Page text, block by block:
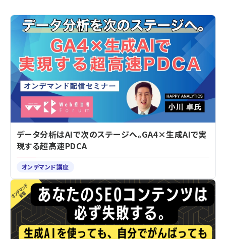
データ分析はAIで次のステージへ。GA4×生成AIで実
現する超高速PDCA
オンデマンド講座